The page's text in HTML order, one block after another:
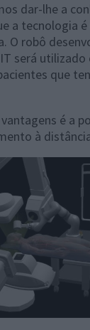
dar-lhe a
a tecnologia
O robô
será utilizado
que
é a
à